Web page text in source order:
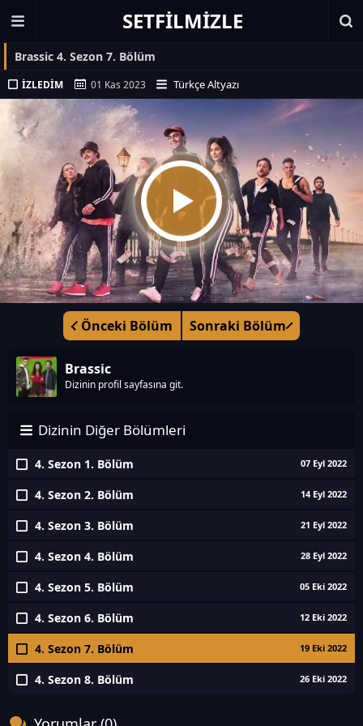
SETFILMIZLE
Brassic 4. Sezon 7. Bölüm
İZLEDIM 01 Kas 2023 Türkçe Altyazı
Önceki Bölüm Sonraki Bölüm
Brassic
Dizinin profil sayfasına git.
Dizinin Diğer Bölümleri
4. Sezon 1. Bölüm 07 Eyl 2022
4. Sezon 2. Bölüm 14 Eyl 2022
4. Sezon 3. Bölüm 21 Eyl 2022
4. Sezon 4. Bölüm 28 Eyl 2022
4. Sezon 5. Bölüm 05 Eki 2022
4. Sezon 6. Bölüm 12 Eki 2022
4. Sezon 7. Bölüm 19 Eki 2022
4. Sezon 8. Bölüm 26 Eki 2022